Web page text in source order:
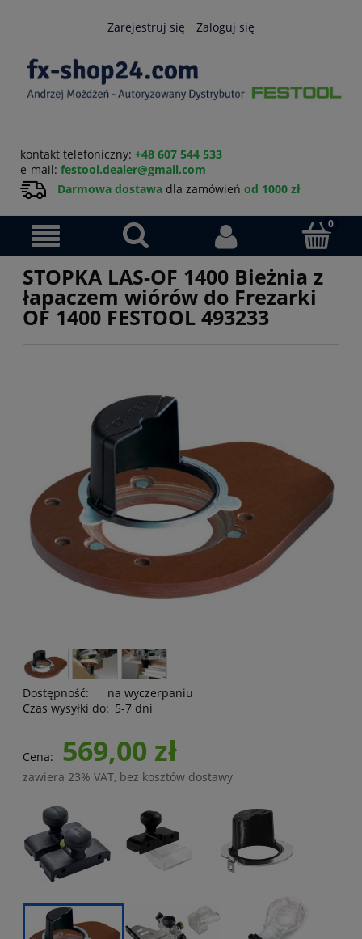
Zarejestruj się Zaloguj się
kontakt telefoniczny: +48 607 544 533
e-mail: festool.dealer@gmail.com
Darmowa dostawa dla zamówień od 1000 zł
STOPKA LAS-OF 1400 Bieżnia z
łapaczem wiórów do Frezarki
OF 1400 FESTOOL 493233
Dostępność:
na wyczerpaniu
Czas wysyłki do: 5-7 dni
Cena: 569,00 zł
zawiera 23% VAT, bez kosztów dostawy